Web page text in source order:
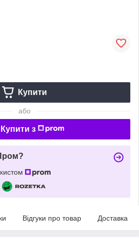
Купити
або
Купити з
Відгуки про товар Доставка